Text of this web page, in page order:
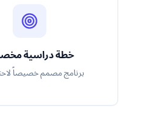
خطة دراسية
برنامج مصمم خصيصاً